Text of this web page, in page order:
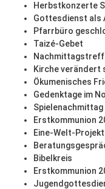
Herbstkonzerte
Gottesdienst als
Pfarrbüro
Taizé-Gebet
Kirche verändert
Ökumenisches
Gedenktage im
Spielenachmittag
Erstkommunion
Eine-Welt-Projekt
Bibelkreis
Erstkommunion